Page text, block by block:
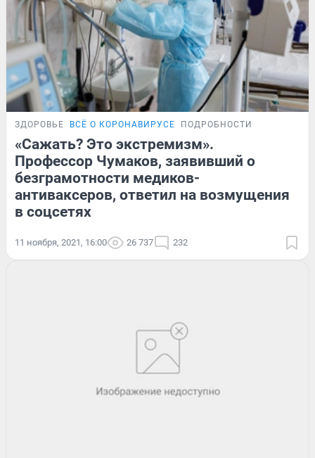
ЗДОРОВЬЕ ВСЁ О КОРОНАВИРУСЕ ПОДРОБНОСТИ
«Сажать? Это экстремизм».
Профессор Чумаков, заявивший о
безграмотности медиков-
антиваксеров, ответил на возмущения
в соцсетях
11 ноября, 2021, 16:00 26 737 232